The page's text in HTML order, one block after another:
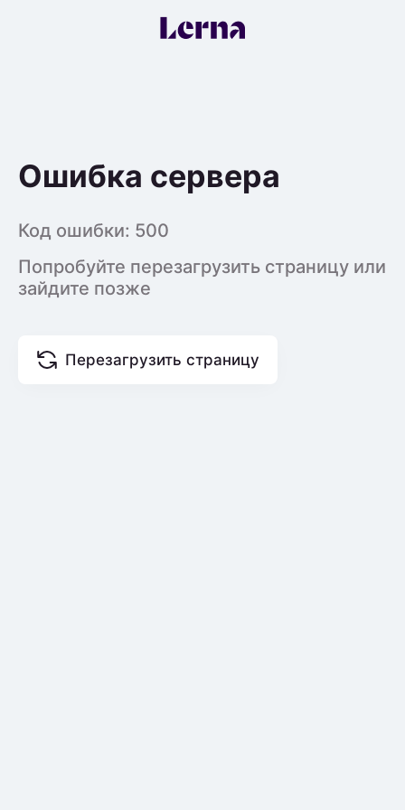
Ошибка сервера
Код ошибки: 500
Попробуйте перезагрузить страницу или
зайдите позже
Перезагрузить страницу